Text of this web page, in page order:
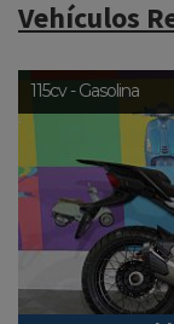
Vehículos
115cv - Gasolina